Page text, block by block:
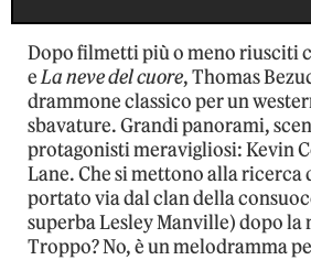
Dopo filmetti più o meno riusciti
eLa neve del cuore, Thomas
drammone classico per un
sbavature. Grandi panorami,
protagonisti meravigliosi: Kevin
Lane. Che si mettono alla
portato via dal clan della
superba Lesley Manville) dopo
Troppo? No, è un melodramma